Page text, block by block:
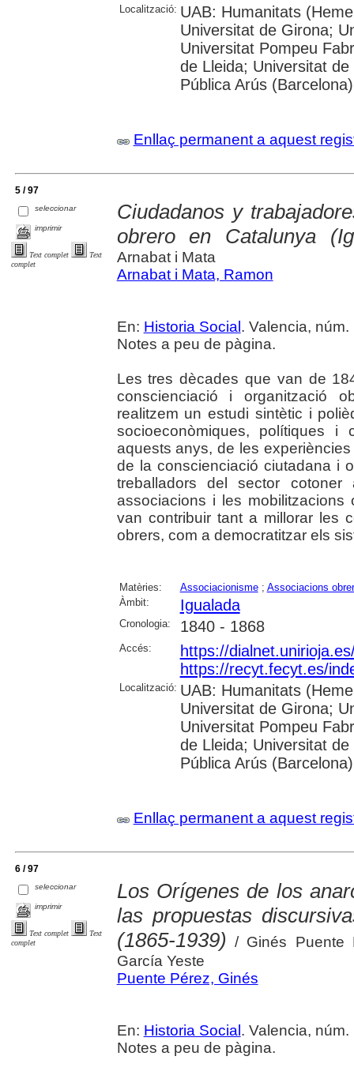
Localització: UAB: Humanitats
Universitat de Girona;
Universitat Pompeu
de Lleida; Universitat
Pública Arús (Barcelona)
Enllaç permanent a aquest
5 / 97
seleccionar
imprimir
Text complet
Text
complet
Ciudadanos y
obrero en Catalunya
Arnabat i Mata
Arnabat i Mata, Ramon
En: Historia Social . Valencia,
Notes a peu de pàgina.
Les tres dècades que van de
conscienciació i organització
realitzem un estudi sintètic i
socioeconòmiques, polítiques
aquests anys, de les
de la conscienciació ciutadana i
treballadors del sector
associacions i les
van contribuir tant a millorar les
obrers, com a democratitzar els
Matèries: Associacionisme; Associacions
Àmbit:
Igualada
Cronologia: 1840 - 1868
Accés:
https://
https://recyt.fecyt.es/
Localització: UAB: Humanitats
Universitat de Girona;
Universitat Pompeu
de Lleida; Universitat
Pública Arús (Barcelona)
Enllaç permanent a aquest
6 / 97
seleccionar
imprimir
Text complet
Text
complet
Los Orígenes de los
las propuestas
(1865-1939) / Ginés Puente
García Yeste
Puente Pérez, Ginés
En: Historia Social. Valencia,
Notes a peu de pàgina.